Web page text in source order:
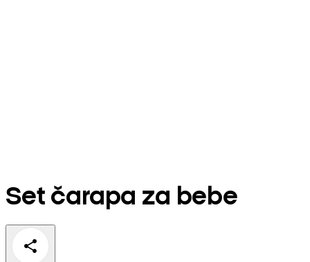
Set čarapa za bebe